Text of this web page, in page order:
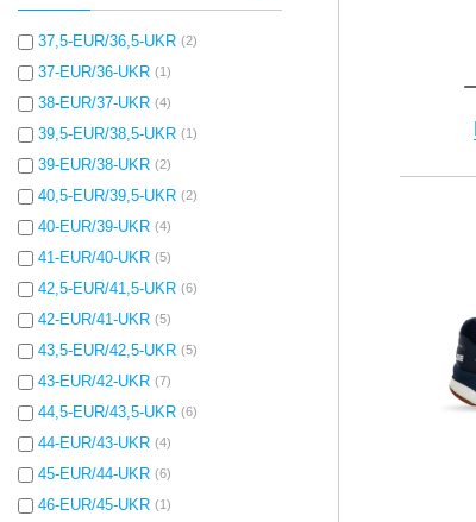
37,5-EUR/36,5-UKR (2)
37-EUR/36-UKR (1)
38-EUR/37-UKR (4)
39,5-EUR/38,5-UKR (1)
39-EUR/38-UKR (2)
40,5-EUR/39,5-UKR (2)
40-EUR/39-UKR (4)
41-EUR/40-UKR (5)
42,5-EUR/41,5-UKR (6)
42-EUR/41-UKR (5)
43,5-EUR/42,5-UKR (5)
43-EUR/42-UKR (7)
44,5-EUR/43,5-UKR (6)
44-EUR/43-UKR (4)
45-EUR/44-UKR (6)
46-EUR/45-UKR (1)